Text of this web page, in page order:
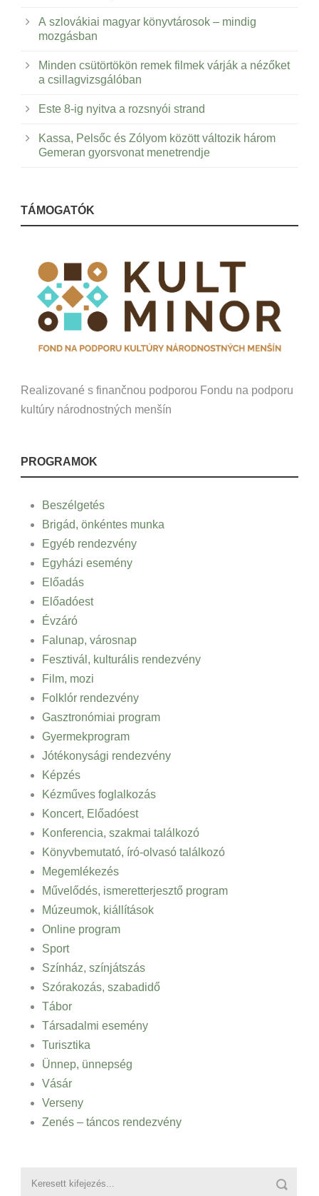
A szlovákiai magyar könyvtárosok – mindig
mozgásban
Minden csütörtökön remek filmek várják a nézőket
a csillagvizsgálóban
Este 8-ig nyitva a rozsnyói strand
Kassa, Pelsőc és Zólyom között változik három
Gemeran gyorsvonat menetrendje
TÁMOGATÓK
Realizované s finančnou podporou Fondu na podporu
kultúry národnostných menšín
PROGRAMOK
Beszélgetés
Brigád, önkéntes munka
Egyéb rendezvény
Egyházi esemény
Előadás
Előadóest
Évzáró
Falunap, városnap
Fesztivál, kulturális rendezvény
Film, mozi
Folklór rendezvény
Gasztronómiai program
Gyermekprogram
Jótékonysági rendezvény
Képzés
Kézműves foglalkozás
Koncert, Előadóest
Konferencia, szakmai találkozó
Könyvbemutató, író-olvasó találkozó
Megemlékezés
Művelődés, ismeretterjesztő program
Múzeumok, kiállítások
Online program
Sport
Színház, színjátszás
Szórakozás, szabadidő
Tábor
Társadalmi esemény
Turisztika
Ünnep, ünnepség
Vásár
Verseny
Zenés – táncos rendezvény